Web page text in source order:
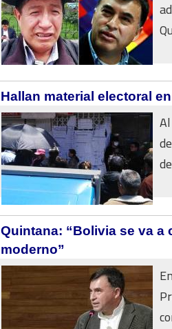
Hallan material electoral
Quintana: “Bolivia se va a
moderno”